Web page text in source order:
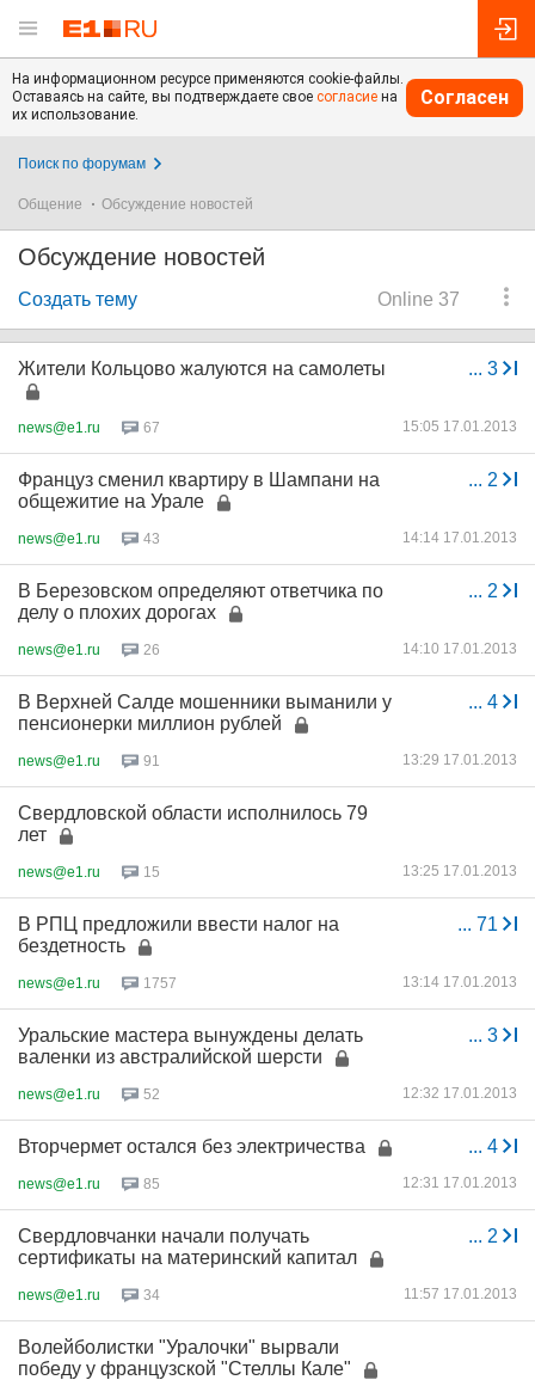
На информационном ресурсе применяются cookie-файлы.
Оставаясь на сайте, вы подтверждаете свое согласие на
их использование.
Согласен
Поиск по форумам
Общение Обсуждение новостей
Обсуждение новостей
Online 37
Создать тему
... 3
Жители Кольцово жалуются на самолеты
news@e1.ru 67 15:05 17.01.2013
... 2
Француз сменил квартиру в Шампани на
общежитие на Урале
news@e1.ru 43 14:14 17.01.2013
... 2
В Березовском определяют ответчика по
делу о плохих дорогах
news@e1.ru 26 14:10 17.01.2013
... 4
В Верхней Салде мошенники выманили у
пенсионерки миллион рублей
news@e1.ru 91 13:29 17.01.2013
Свердловской области исполнилось 79
лет
news@e1.ru 15 13:25 17.01.2013
... 71
В РПЦ предложили ввести налог на
бездетность
news@e1.ru 1757 13:14 17.01.2013
... 3
Уральские мастера вынуждены делать
валенки из австралийской шерсти
news@e1.ru 52 12:32 17.01.2013
... 4
Вторчермет остался без электричества
news@e1.ru 85 12:31 17.01.2013
... 2
Свердловчанки начали получать
сертификаты на материнский капитал
news@e1.ru 34 11:57 17.01.2013
Волейболистки "Уралочки" вырвали
победу у французской "Стеллы Кале"